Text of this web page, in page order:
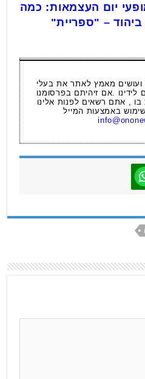
יום העצמאות: כמה
– "ספריית"
ועושים מאמץ לאתר את בעלי
לידינו .אם זיהיתם בפרסומנו
בו , אתם רשאים לפנות אלינו
באמצעות המייל